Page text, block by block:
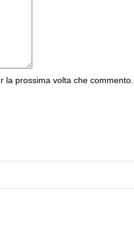
la prossima volta che commento.